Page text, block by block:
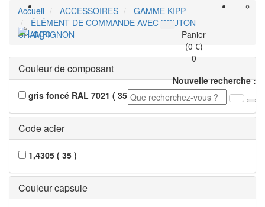
Panier
(0 €)
0
Nouvelle recherche :
Accueil ACCESSOIRES
GAMME KIPP
ÉLÉMENT DE COMMANDE AVEC BOUTON
CHAMPIGNON
Couleur de composant
gris foncé RAL 7021 ( 35 )
Code acier
1,4305 ( 35 )
Couleur capsule